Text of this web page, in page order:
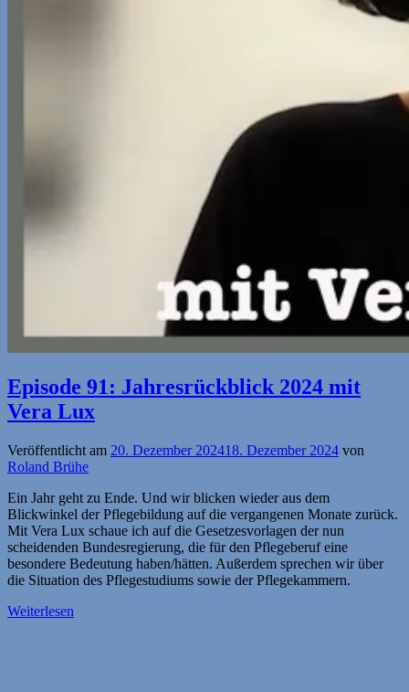
Episode 91: Jahresrückblick 2024 mit
Vera Lux
Veröffentlicht am 20. Dezember 202418. Dezember 2024 von
Roland Brühe
Ein Jahr geht zu Ende. Und wir blicken wieder aus dem
Blickwinkel der Pflegebildung auf die vergangenen Monate zurück.
Mit Vera Lux schaue ich auf die Gesetzesvorlagen der nun
scheidenden Bundesregierung, die für den Pflegeberuf eine
besondere Bedeutung haben/hätten. Außerdem sprechen wir über
die Situation des Pflegestudiums sowie der Pflegekammern.
Weiterlesen